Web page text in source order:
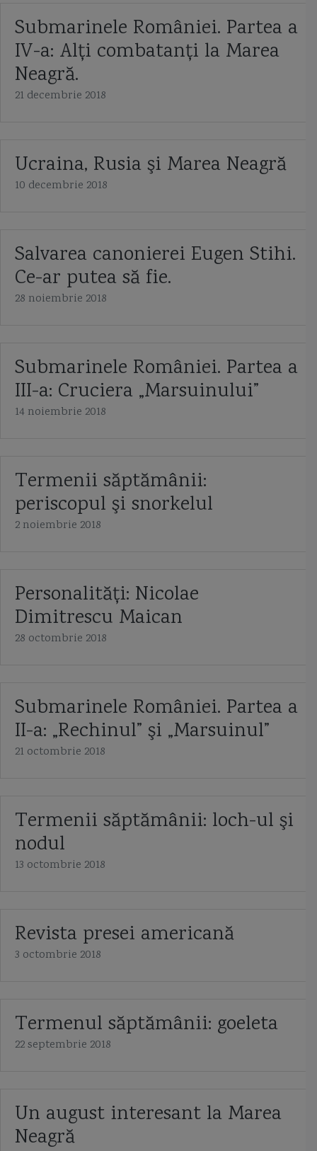
Submarinele României. Partea a
IV-a: Alţi combatanţi la Marea
Neagră.
21 decembrie 2018
Ucraina, Rusia şi Marea Neagră
10 decembrie 2018
Salvarea canonierei Eugen Stihi.
Ce-ar putea să fie.
28 noiembrie 2018
Submarinele României. Partea a
III-a: Cruciera „Marsuinului”
14 noiembrie 2018
Termenii săptămânii:
periscopul şi snorkelul
2 noiembrie 2018
Personalităţi: Nicolae
Dimitrescu Maican
28 octombrie 2018
Submarinele României. Partea a
II-a: „Rechinul” şi „Marsuinul”
21 octombrie 2018
Termenii săptămânii: loch-ul şi
nodul
13 octombrie 2018
Revista presei americană
3 octombrie 2018
Termenul săptămânii: goeleta
22 septembrie 2018
Un august interesant la Marea
Neagră